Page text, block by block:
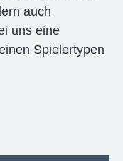
auch
uns eine
Spielertypen